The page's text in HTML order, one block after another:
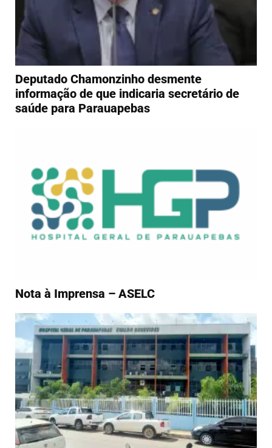
Deputado Chamonzinho desmente
informação de que indicaria secretário de
saúde para Parauapebas
Nota à Imprensa – ASELC